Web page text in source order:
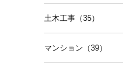
土木工事（35）
マンション（39）